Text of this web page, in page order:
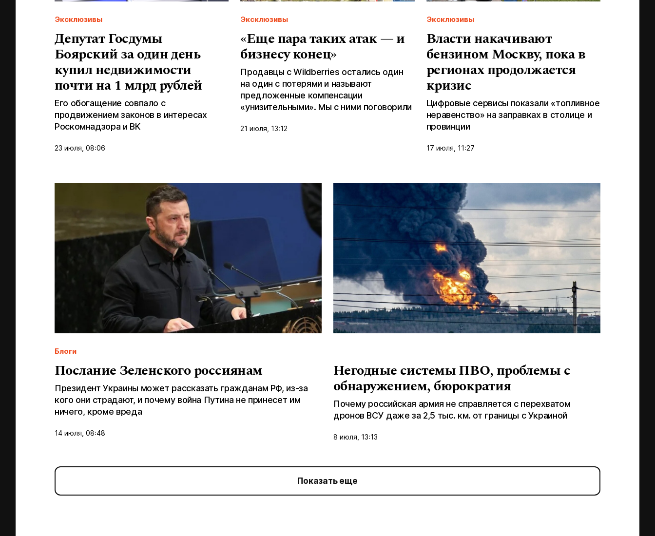
Эксклюзивы Эксклюзивы Эксклюзивы
Депутат Госдумы
Боярский за один день
купил недвижимости
почти на 1 млрд рублей
Его обогащение совпало с
продвижением законов в интересах
Роскомнадзора и ВК
23 июля, 08:06
«Еще пара таких атак — и
бизнесу конец»
Продавцы с Wildberries остались один
на один с потерями и называют
предложенные компенсации
«унизительными». Мы с ними поговорили
21 июля, 13:12
Власти накачивают
бензином Москву, пока в
регионах продолжается
кризис
Цифровые сервисы показали «топливное
неравенство» на заправках в столице и
провинции
17 июля, 11:27
Блоги
Послание Зеленского россиянам
Президент Украины может рассказать гражданам РФ, из-за
кого они страдают, и почему война Путина не принесет им
ничего, кроме вреда
14 июля, 08:48
Негодные системы ПВО, проблемы с
обнаружением, бюрократия
Почему российская армия не справляется с перехватом
дронов ВСУ даже за 2,5 тыс. км. от границы с Украиной
8 июля, 13:13
Показать еще